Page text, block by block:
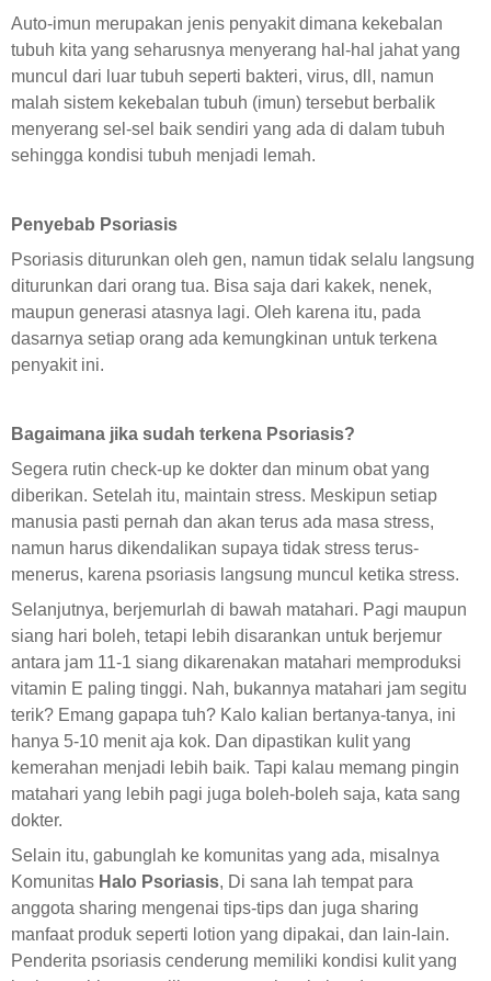
Auto-imun merupakan jenis penyakit dimana kekebalan
tubuh kita yang seharusnya menyerang hal-hal jahat yang
muncul dari luar tubuh seperti bakteri, virus, dll, namun
malah sistem kekebalan tubuh (imun) tersebut berbalik
menyerang sel-sel baik sendiri yang ada di dalam tubuh
sehingga kondisi tubuh menjadi lemah.
Penyebab Psoriasis
Psoriasis diturunkan oleh gen, namun tidak selalu langsung
diturunkan dari orang tua. Bisa saja dari kakek, nenek,
maupun generasi atasnya lagi. Oleh karena itu, pada
dasarnya setiap orang ada kemungkinan untuk terkena
penyakit ini.
Bagaimana jika sudah terkena Psoriasis?
Segera rutin check-up ke dokter dan minum obat yang
diberikan. Setelah itu, maintain stress. Meskipun setiap
manusia pasti pernah dan akan terus ada masa stress,
namun harus dikendalikan supaya tidak stress terus-
menerus, karena psoriasis langsung muncul ketika stress.
Selanjutnya, berjemurlah di bawah matahari. Pagi maupun
siang hari boleh, tetapi lebih disarankan untuk berjemur
antara jam 11-1 siang dikarenakan matahari memproduksi
vitamin E paling tinggi. Nah, bukannya matahari jam segitu
terik? Emang gapapa tuh? Kalo kalian bertanya-tanya, ini
hanya 5-10 menit aja kok. Dan dipastikan kulit yang
kemerahan menjadi lebih baik. Tapi kalau memang pingin
matahari yang lebih pagi juga boleh-boleh saja, kata sang
dokter.
Selain itu, gabunglah ke komunitas yang ada, misalnya
Komunitas Halo Psoriasis, Di sana lah tempat para
anggota sharing mengenai tips-tips dan juga sharing
manfaat produk seperti lotion yang dipakai, dan lain-lain.
Penderita psoriasis cenderung memiliki kondisi kulit yang